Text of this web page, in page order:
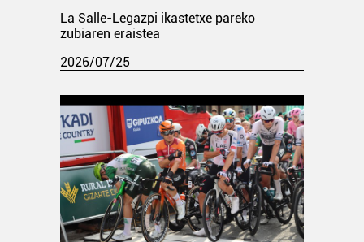
La Salle-Legazpi ikastetxe pareko
zubiaren eraistea
2026/07/25